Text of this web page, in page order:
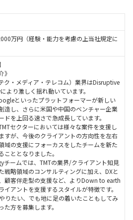
万円（経験・能力を考慮の上当社規定に
》
ク・メディア・テレコム）業界はDisruptive
より激しく揺れ動いています。
といったプラットフォーマーが新しい
造し、さらに米国や中国のベンチャー企業
ドを上回る速さで急成長しています。
セクターにおいては様々な案件を支援し
すが、今後のクライアントの方向性を左右
域の支援にフォーカスをしたチームを新た
こととなりました。
チームでは、TMTの業界/クライアント知見
戦略領域のコンサルティングに加え、DXと
顧客伴走型の支援など、よりDown to earth
イアントを支援するスタイルが特徴です。
りたい、でも地に足の着いたこともしてみ
た方を募集します。